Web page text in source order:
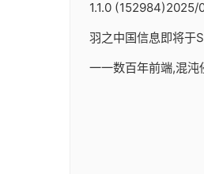
1.1.0 (152984)2025/
羽之中国信息即将于
一一数百年前端,混